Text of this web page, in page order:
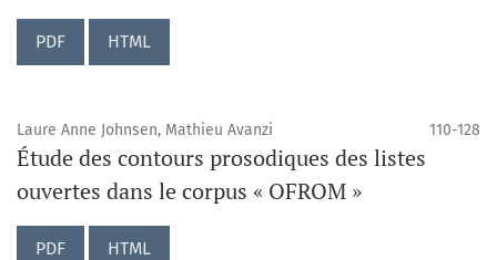
PDF HTML
Laure Anne Johnsen, Mathieu Avanzi 110-128
Étude des contours prosodiques des listes
ouvertes dans le corpus « OFROM »
PDF HTML